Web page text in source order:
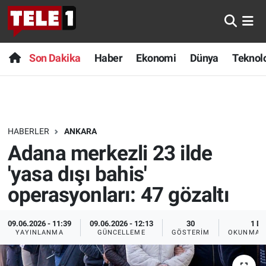
Son Dakika Haber Ekonomi Dünya
HABERLER ANKARA
Adana merkezli 23 ilde
'yasa dışı bahis'
operasyonları: 47 gözaltı
09.06.2026 - 11:39
YAYINLANMA
09.06.2026 - 12:13
GÜNCELLEME
30
GÖSTERIM
1 DK
OKUNMA
Anında Manşet
Başka Sohbetler
Bilim turu
Bilim ve Teknoloji Evreni
Doğa Konuşuyor
Dünya
Ege Saati
Son Dakika
Haber
Dünya
Teknoloji
Sağlık
Spor
Yayın Akışı
Nöbetçi Eczaneler
Hava Durumu
Trafik Durumu
Süper Lig Puan Durumu ve Fikstür
Tüm Manşetler
Son Dakika Haberleri
Haber Arşivi